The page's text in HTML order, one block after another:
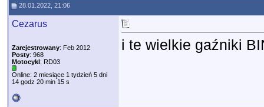
28.01.2022, 21:06
Cezarus
Zarejestrowany: Feb 2012
Posty: 968
Motocykl: RD03
Online: 2 miesiące 1 tydzień 5 dni
14 godz 20 min 15 s
i te wielkie gaźniki